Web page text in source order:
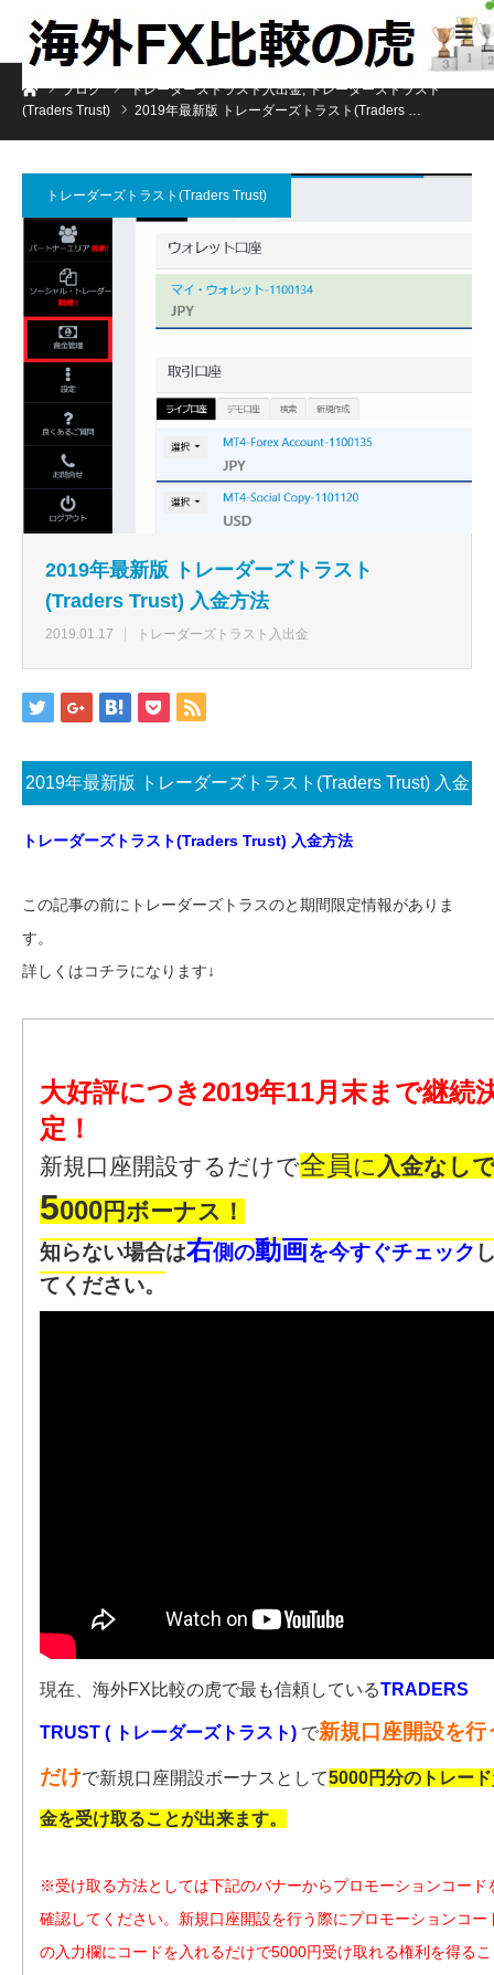
ホームブログ トレーダーズトラスト入出金, トレーダーズトラスト
(Traders Trust)
2019年最新版 トレーダーズトラスト(Traders …
トレーダーズトラスト(Traders Trust)
2019年最新版 トレーダーズトラスト
(Traders Trust) 入金方法
2019.01.17 トレーダーズトラスト入出金
2019年最新版 トレーダーズトラスト(Traders Trust) 入金
トレーダーズトラスト(Traders Trust) 入金方法
この記事の前にトレーダーズトラスのと期間限定情報がありま
す。
詳しくはコチラになります↓
大好評につき2019年11月末まで継続
定！
新規口座開設するだけで全員 に 入金なし
5000円ボーナス！
知らない場合は右側の動画を今すぐチェック
てください。
現在、海外FX比較の虎で最も信頼しているTRADERS
TRUST ( トレーダーズトラスト) で新規口座開設を行
だけで新規口座開設ボーナスとして5000円分のトレー
金を受け取ることが出来ます。
※受け取る方法としては下記のバナーからプロモーションコード
確認してください。新規口座開設を行う際にプロモーションコー
の入力欄にコードを入れるだけで5000円受け取れる権利を得る